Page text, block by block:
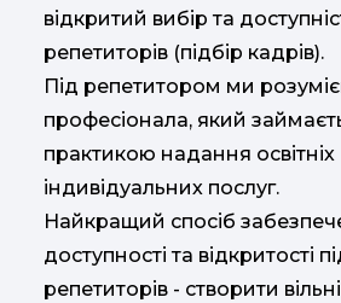
відкритий вибір та
репетиторів (підбір кадрів).
Під репетитором ми
професіонала, який
практикою надання освітніх
індивідуальних послуг.
Найкращий спосіб
доступності та відкритості
репетиторів - створити